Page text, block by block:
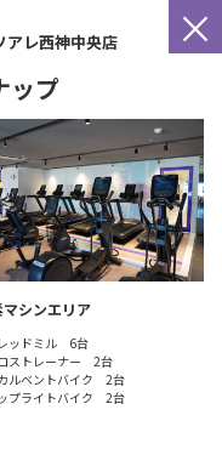
×
アレ西神中央店
ップ
シンエリア
ッドミル 6台
ストレーナー 2台
ルベントバイク 2台
プライトバイク 2台